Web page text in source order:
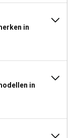
in
in